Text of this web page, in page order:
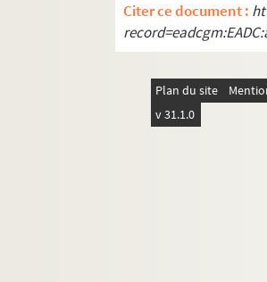
François-
Jean
Pierre BERÈS
Klaus
Citer ce document :
Plan du site
v 31.1.0